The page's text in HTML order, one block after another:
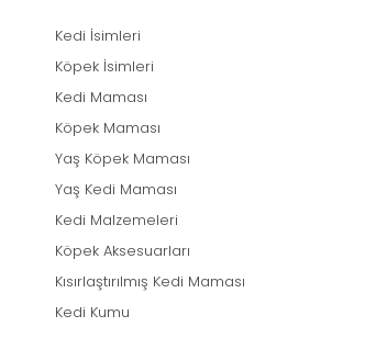
Kedi İsimleri
Köpek İsimleri
Kedi Maması
Köpek Maması
Yaş Köpek Maması
Yaş Kedi Maması
Kedi Malzemeleri
Köpek Aksesuarları
Kısırlaştırılmış Kedi Maması
Kedi Kumu